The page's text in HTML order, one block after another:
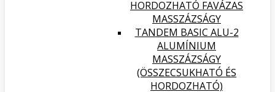
HORDOZHATÓ FAVÁZAS
MASSZÁZSÁGY
TANDEM BASIC ALU-2
ALUMÍNIUM
MASSZÁZSÁGY
(ÖSSZECSUKHATÓ ÉS
HORDOZHATÓ)